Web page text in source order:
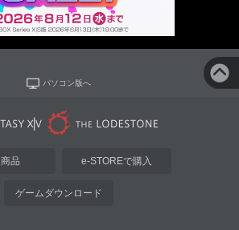
パソコン版へ
品 e-STOREで購入
ゲームダウンロード